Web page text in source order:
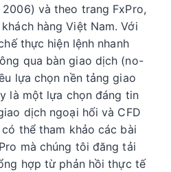
và theo trang FxPro,
hàng Việt Nam. Với
thực hiện lệnh nhanh
qua bàn giao dịch (no-
lựa chọn nền tảng giao
là một lựa chọn đáng tin
dịch ngoại hối và CFD
thể tham khảo các bài
mà chúng tôi đăng tải
hợp từ phản hồi thực tế